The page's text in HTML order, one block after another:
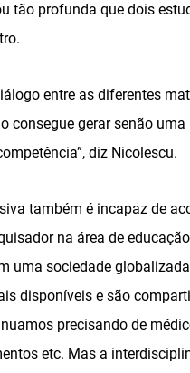
tão profunda que dois
entre as diferentes
consegue gerar senão
diz Nicolescu.
também é incapaz de
na área de
uma sociedade
disponíveis e são
precisando de
etc. Mas a